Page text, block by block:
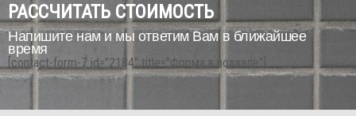
РАССЧИТАТЬ СТОИМОСТЬ
Напишите нам и мы ответим Вам в ближайшее
время
[contact-form-7 id="2184" title="Форма в подвале"]